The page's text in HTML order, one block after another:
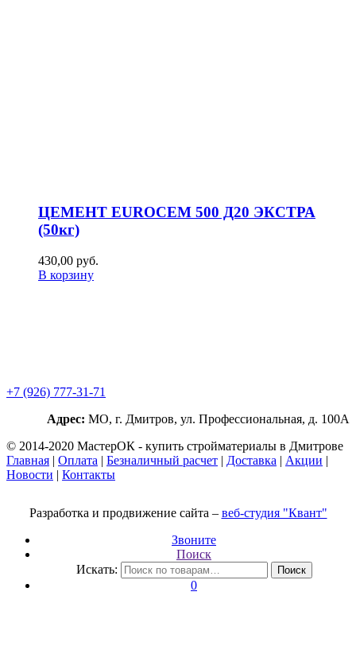
ЦЕМЕНТ EUROCEM 500 Д20 ЭКСТРА
(50кг)
430,00 руб.
В корзину
+7 (926) 777-31-71
Адрес: МО, г. Дмитров, ул. Профессиональная, д. 100А
© 2014-2020 МастерОК - купить стройматериалы в Дмитрове
Главная | Оплата | Безналичный расчет | Доставка | Акции |
Новости | Контакты
Разработка и продвижение сайта – веб-студия "Квант"
Звоните
Поиск
Искать:
Поиск
0